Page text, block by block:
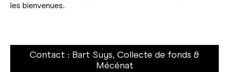
les bienvenues.
Contact : Bart Suys, Collecte de fonds &
Mécénat